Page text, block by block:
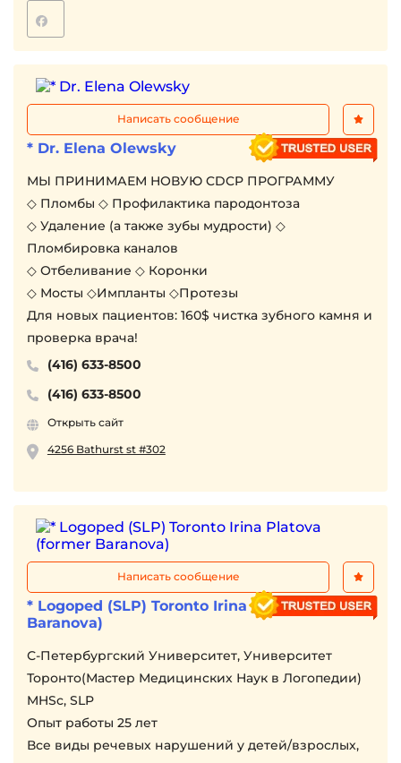
Написать сообщение
* Dr. Elena Olewsky
МЫ ПРИНИМАЕМ НОВУЮ CDCP ПРОГРАММУ
◇ Пломбы ◇ Профилактика парoдoнтоза
◇ Удаление (а также зубы мудрости) ◇
Пломбировка каналов
◇ Отбеливание ◇ Коронки
◇ Мосты ◇Импланты ◇Протезы
Для новых пациентов: 160$ чистка зубного камня и
проверка врача!
(416) 633-8500
(416) 633-8500
Открыть сайт
4256 Bathurst st #302
Написать сообщение
* Logoped (SLP) Toronto Irina Platova (former
Baranova)
С-Петербургский Университет, Университет
Торонто(Мастер Медицинских Наук в Логопедии)
MHSc, SLP
Опыт работы 25 лет
Все виды речевых нарушений у детей/взрослых,